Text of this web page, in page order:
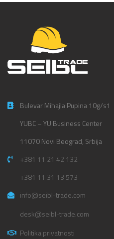
Bulevar Mihajla Pupina 10g/s1
YUBC – YU Business Center
11070 Novi Beograd, Srbija
+381 11 21 42 132
+381 11 31 13 573
info@seibl-trade.com
desk@seibl-trade.com
Politika privatnosti